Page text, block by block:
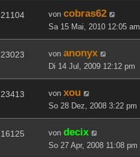
21104 von cobras62
Sa 15 Mai, 2010 12:05 am
23023 von anonyx
Di 14 Jul, 2009 12:12 pm
23413 von xou
So 28 Dez, 2008 3:22 pm
16125 von decix
So 27 Apr, 2008 11:08 pm